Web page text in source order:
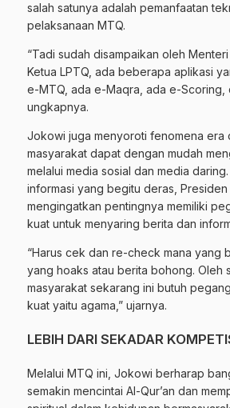
salah satunya adalah pemanfaatan
pelaksanaan MTQ.
“Tadi sudah disampaikan oleh
Ketua LPTQ, ada beberapa aplikasi
e-MTQ, ada e-Maqra, ada e-Scoring,
ungkapnya.
Jokowi juga menyoroti fenomena era
masyarakat dapat dengan mudah
melalui media sosial dan media
informasi yang begitu deras,
mengingatkan pentingnya memiliki
kuat untuk menyaring berita dan
“Harus cek dan re-check mana yang
yang hoaks atau berita bohong. Oleh
masyarakat sekarang ini butuh
kuat yaitu agama,” ujarnya.
LEBIH DARI SEKADAR
Melalui MTQ ini, Jokowi berharap
semakin mencintai Al-Qur’an dan